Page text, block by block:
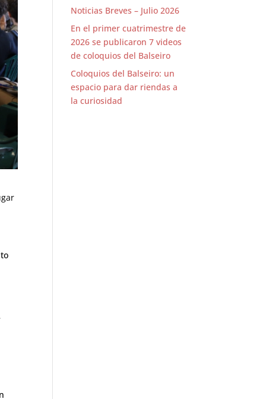
Noticias Breves – Julio 2026
En el primer cuatrimestre de
2026 se publicaron 7 videos
de coloquios del Balseiro
Coloquios del Balseiro: un
espacio para dar riendas a
la curiosidad